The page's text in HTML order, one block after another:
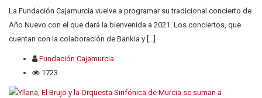
La Fundación Cajamurcia vuelve a programar su tradicional concierto de
Año Nuevo con el que dará la bienvenida a 2021. Los conciertos, que
cuentan con la colaboración de Bankia y […]
Fundación Cajamurcia
1723